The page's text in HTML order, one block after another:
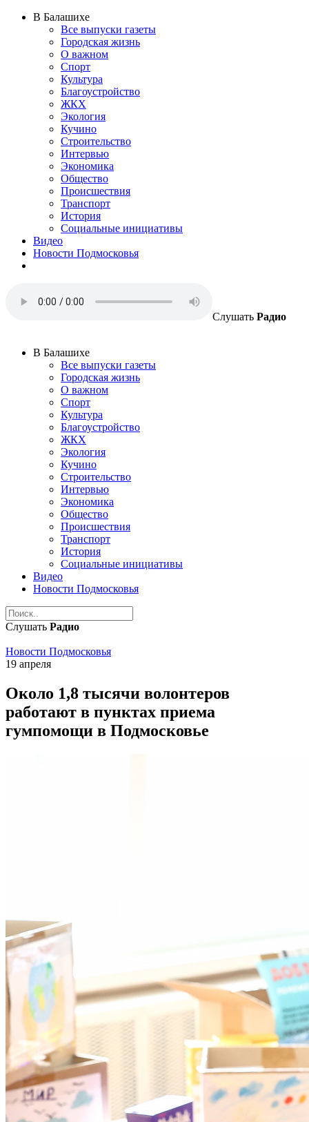
В Балашихе
Все выпуски газеты
Городская жизнь
О важном
Спорт
Культура
Благоустройство
ЖКХ
Экология
Кучино
Строительство
Интервью
Экономика
Общество
Происшествия
Транспорт
История
Социальные инициативы
Видео
Новости Подмосковья
Слушать Радио
В Балашихе
Все выпуски газеты
Городская жизнь
О важном
Спорт
Культура
Благоустройство
ЖКХ
Экология
Кучино
Строительство
Интервью
Экономика
Общество
Происшествия
Транспорт
История
Социальные инициативы
Видео
Новости Подмосковья
Слушать Радио
Новости Подмосковья
19 апреля
Около 1,8 тысячи волонтеров
работают в пунктах приема
гумпомощи в Подмосковье